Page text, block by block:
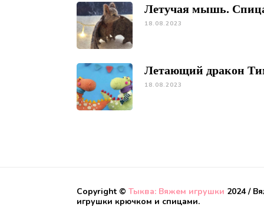
Летучая мышь.
18.08.2023
Летающий дракон
18.08.2023
Copyright © Тыква: Вяжем игрушки 2024 /
игрушки крючком и спицами.